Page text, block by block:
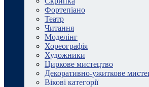
Фортепіано
Театр
Читання
Моделінг
Хореографія
Художники
Циркове мистецтво
Декоративно-ужиткове
Вікові категорії